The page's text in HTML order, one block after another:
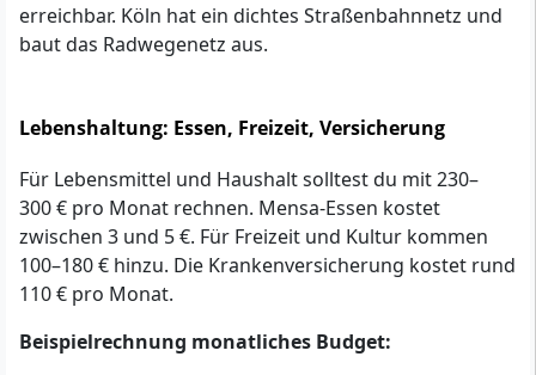
erreichbar. Köln hat ein dichtes Straßenbahnnetz und
baut das Radwegenetz aus.
Lebenshaltung: Essen, Freizeit, Versicherung
Für Lebensmittel und Haushalt solltest du mit 230–
300 € pro Monat rechnen. Mensa-Essen kostet
zwischen 3 und 5 €. Für Freizeit und Kultur kommen
100–180 € hinzu. Die Krankenversicherung kostet rund
110 € pro Monat.
Beispielrechnung monatliches Budget: